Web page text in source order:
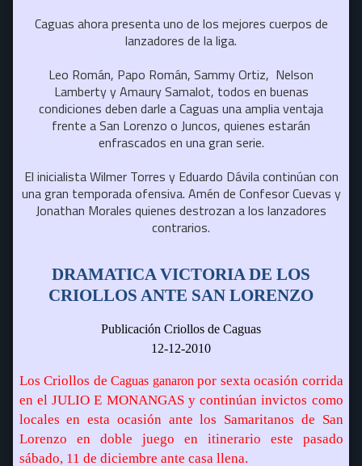
Caguas ahora presenta uno de los mejores cuerpos de
lanzadores de la liga.
Leo Román, Papo Román, Sammy Ortiz, Nelson
Lamberty y Amaury Samalot, todos en buenas
condiciones deben darle a Caguas una amplia ventaja
frente a San Lorenzo o Juncos, quienes estarán
enfrascados en una gran serie.
El inicialista Wilmer Torres y Eduardo Dávila continúan con
una gran temporada ofensiva. Amén de Confesor Cuevas y
Jonathan Morales quienes destrozan a los lanzadores
contrarios.
DRAMATICA VICTORIA DE LOS
CRIOLLOS ANTE SAN LORENZO
Publicación Criollos de Caguas
12-12-2010
Los Criollos de Caguas ganaronpor sexta ocasión corrida
en el JULIO E MONANGAS y continúan invictos como
locales en esta ocasión ante los Samaritanos de San
Lorenzo en doble juego en itinerario este pasado
sábado, 11 de diciembre ante casa llena.